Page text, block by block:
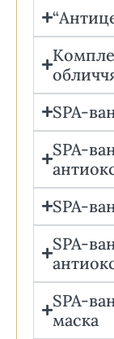
SPA-
SPA-
SPA-
SPA-
SPA-
маска